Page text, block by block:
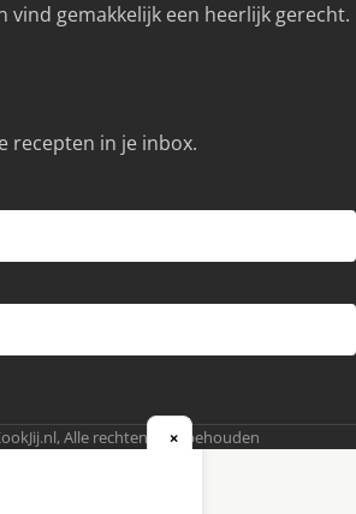
vind gemakkelijk een heerlijk gerecht.
recepten in je inbox.
Alle rechten voorbehouden
×